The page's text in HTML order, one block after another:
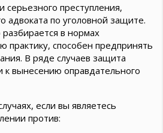
преступления,
адвоката по уголовной защите.
в нормах
практику, способен предпринять
В ряде случаев защита
к вынесению оправдательного
если вы являетесь
против: